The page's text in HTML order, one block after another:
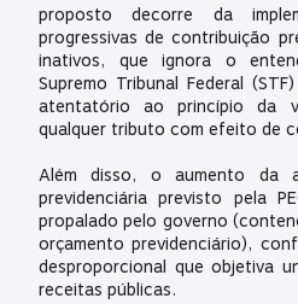
proposto decorre da
progressivas de contribuição
inativos, que ignora o
Supremo Tribunal Federal
atentatório ao princípio da
qualquer tributo com efeito de
Além disso, o aumento da
previdenciária previsto pela
propalado pelo governo
orçamento previdenciário),
desproporcional que objetiva
receitas públicas.